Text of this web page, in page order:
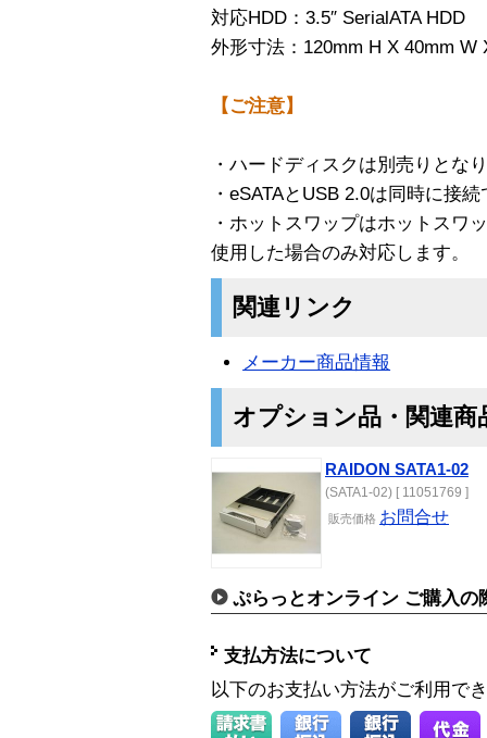
対応HDD：3.5″ SerialATA HDD
外形寸法：120mm H X 40mm W
【ご注意】
・ハードディスクは別売りとな
・eSATAとUSB 2.0は同時に接
・ホットスワップはホットスワ
使用した場合のみ対応します。
関連リンク
メーカー商品情報
オプション品・関連商
RAIDON SATA1-02
(SATA1-02) [ 11051769 ]
販売価格 お問合せ
ぷらっとオンライン ご購入の
支払方法について
以下のお支払い方法がご利用で